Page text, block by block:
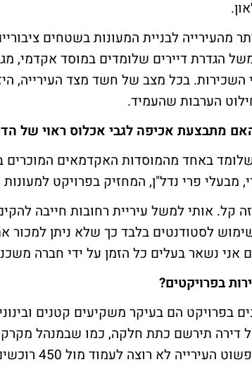
מהעירייה לבניית המעונות בשטחים
הגדרת דיירים שלומדים במוסד אקדמי,
השכירות. בכל מצב של חשד מצד העירייה,
הערבות שהעמיד.
מתבצעת אכיפה לגבי אכלוס ראוי של
באחד מהמוסדות האקדמאים המוכרים
מבעלי פרי נדל"ן, המחזיק בפרויקט
זה קל. אותי למשל עיריית רחובות חייבה
לסטודנטים בלבד כך שלא ניתן
אני נשאר בעלים כל הזמן על ידי חברה
בפרויקטים?
בפרויקט הם בעיקר משקיעים קטנים
דירה תירשם כתת חלקה, כמו שבמנהל
רוצה לעמוד מול 450 רוכשים אלא להתנהל מול בעלים אחד".